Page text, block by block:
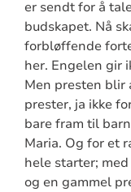
er sendt for å
budskapet. Nå
forbløffende
her. Engelen gir
Men presten blir
prester, ja ikke
bare fram til
Maria. Og for et
hele starter;
og en gammel